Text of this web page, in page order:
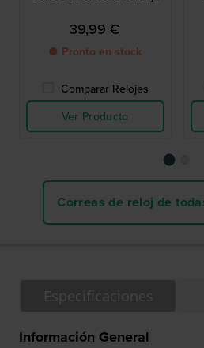
39,99 €
● Pronto en stock
Comparar Relojes
Ver Producto
Correas de reloj de
Información General